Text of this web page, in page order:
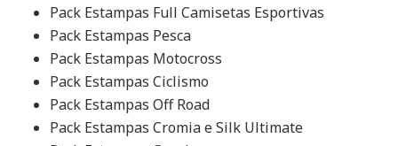
Pack Estampas Full Camisetas Esportivas
Pack Estampas Pesca
Pack Estampas Motocross
Pack Estampas Ciclismo
Pack Estampas Off Road
Pack Estampas Cromia e Silk Ultimate